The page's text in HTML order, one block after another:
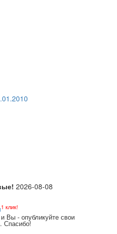
2026-08-08
1 клик!
Вы - опубликуйте свои
Спасибо!